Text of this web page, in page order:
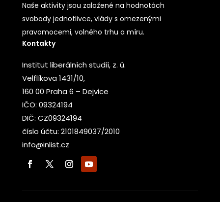
Naše aktivity jsou založené na hodnotách
svobody jednotlivce, vlády s omezenými
pravomocemi, volného trhu a míru.
Kontakty
Institut liberálních studií, z. ú.
Velflíkova 1431/10,
160 00 Praha 6 – Dejvice
IČO: 09324194
DIČ: CZ09324194
číslo účtu: 2101849037/2010
info@inlist.cz